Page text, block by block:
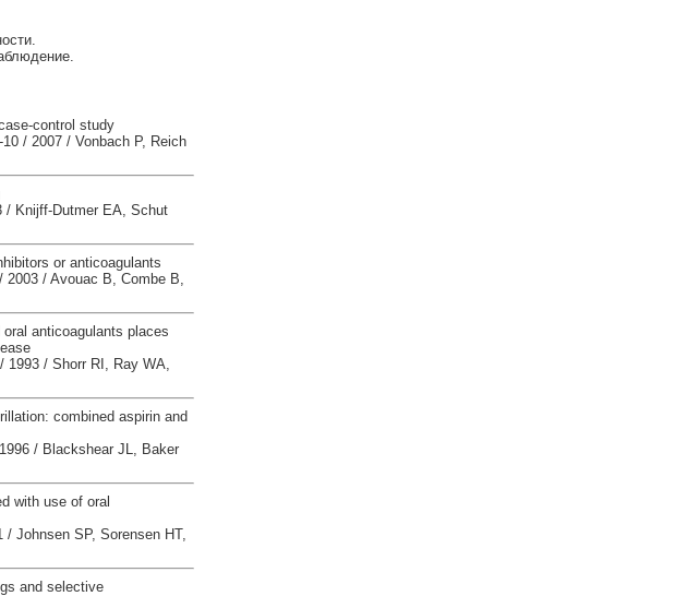
control study
/ 2007 / Vonbach P, Reich
/ Knijff-Dutmer EA, Schut
or anticoagulants
2003 / Avouac B, Combe B,
anticoagulants places
1993 / Shorr RI, Ray WA,
combined aspirin and
/ Blackshear JL, Baker
with use of oral
Johnsen SP, Sorensen HT,
and selective